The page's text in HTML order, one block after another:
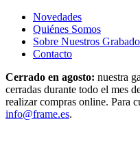
Novedades
Quiénes Somos
Sobre Nuestros
Contacto
Cerrado en agosto: nuestra
cerradas durante todo el mes
realizar compras online. Para
info@frame.es.